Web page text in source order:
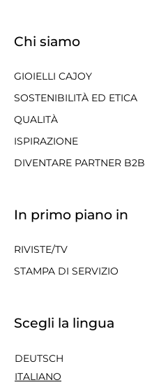
Chi siamo
GIOIELLI CAJOY
SOSTENIBILITÀ ED ETICA
QUALITÀ
ISPIRAZIONE
DIVENTARE PARTNER B2B
In primo piano in
RIVISTE/TV
STAMPA DI SERVIZIO
Scegli la lingua
DEUTSCH
ITALIANO